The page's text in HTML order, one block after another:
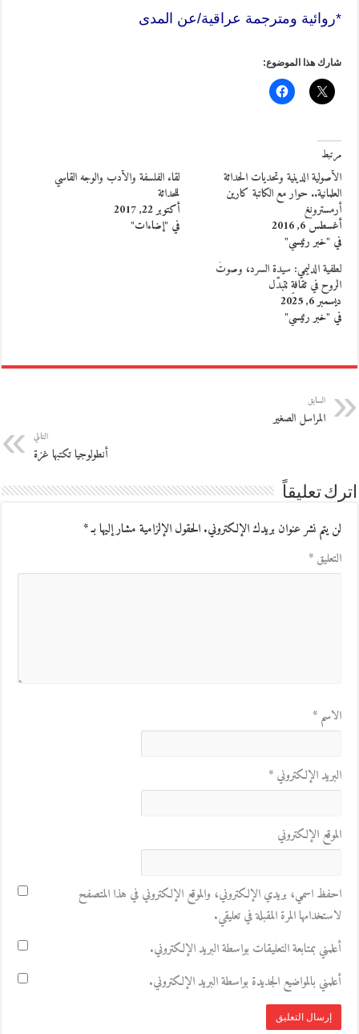
*روائية ومترجمة عراقية/عن المدى
شارك هذا الموضوع:
مرتبط
الأصولية الدينية وتحديات الحداثة
العلمانية.. حوار مع الكاتبة كارين
أرمسترونغ
أغسطس 6, 2016
في "خبر رئيسي"
لقاء الفلسفة والأدب والوجه القاسي
للحداثة
أكتوبر 22, 2017
في "إضاءات"
لطفية الدليمي: سيدة السرد، وصوتُ
الروح في ثقافةٍ تتبدّل
ديسمبر 6, 2025
في "خبر رئيسي"
السابق
المراسل الصغير
التالي
أنطولوجيا تكتبها غزة
اترك تعليقاً
لن يتم نشر عنوان بريدك الإلكتروني.الحقول الإلزامية مشار إليها بـ*
التعليق*
الاسم*
البريد الإلكتروني*
الموقع الإلكتروني
احفظ اسمي، بريدي الإلكتروني، والموقع الإلكتروني في هذا المتصفح
لاستخدامها المرة المقبلة في تعليقي.
أعلمني بمتابعة التعليقات بواسطة البريد الإلكتروني.
أعلمني بالمواضيع الجديدة بواسطة البريد الإلكتروني.